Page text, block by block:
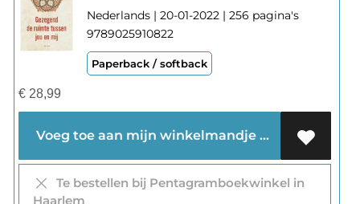
Nederlands | 20-01-2022 | 256 pagina's
9789025910822
Paperback / softback
€28,99
Voeg toe aan mijn winkelmandje
Te bestellen bij Pentagramboekwinkel in
Haarlem